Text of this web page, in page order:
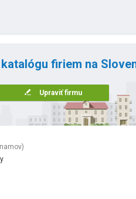
firiem na
Upraviť firmu